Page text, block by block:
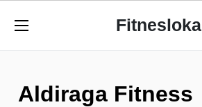
Fitnesloka
Aldiraga Fitness